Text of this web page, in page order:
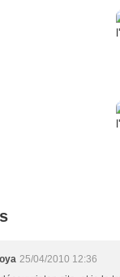
25/04/2010 12:36